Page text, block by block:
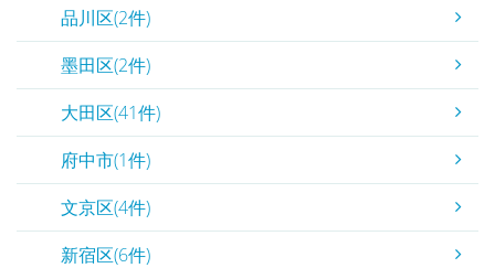
品川区(2件)
墨田区(2件)
大田区(41件)
府中市(1件)
文京区(4件)
新宿区(6件)